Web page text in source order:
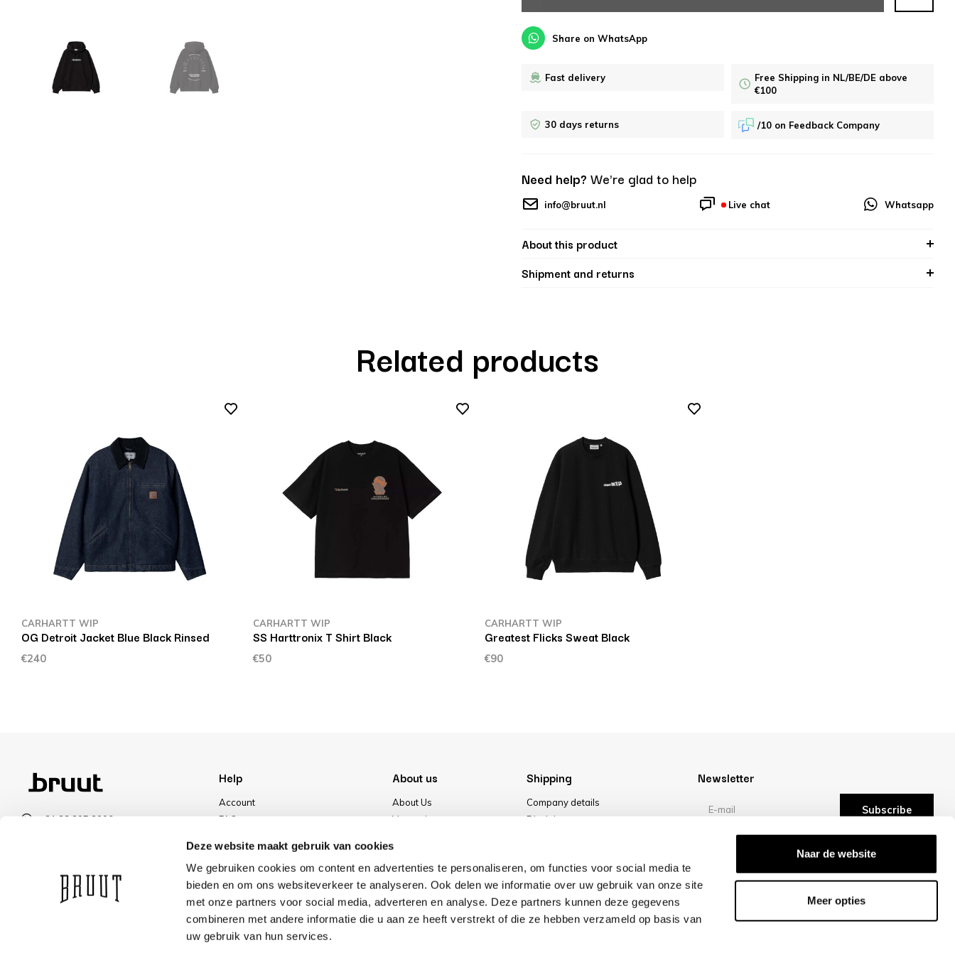
Deze website maakt gebruik van cookies
We gebruiken cookies om content en advertenties te personaliseren, om functies voor social media te
bieden en om ons websiteverkeer te analyseren. Ook delen we informatie over uw gebruik van onze site
met onze partners voor social media, adverteren en analyse. Deze partners kunnen deze gegevens
combineren met andere informatie die u aan ze heeft verstrekt of die ze hebben verzameld op basis van
uw gebruik van hun services.
Naar de website
Meer opties
Share on WhatsApp
Fast delivery
Free Shipping in NL/BE/DE above
€100
30 days returns /10 on Feedback Company
Need help? We're glad to help
info@bruut.nl Live chat Whatsapp
About this product
Shipment and returns
Related products
CARHARTT WIP
OG Detroit Jacket Blue Black Rinsed
€240
CARHARTT WIP
SS Harttronix T Shirt Black
€50
CARHARTT WIP
Greatest Flicks Sweat Black
€90
+31 23 205 2006
VIEW OPENING HOURS
Help
Account
FAQ
Payment Methods
Shipping
Discount
About us
About Us
Vacancies
Our store
Shipping
Company details
Disclaimer
Cookies
Newsletter
Subscribe
/10 -